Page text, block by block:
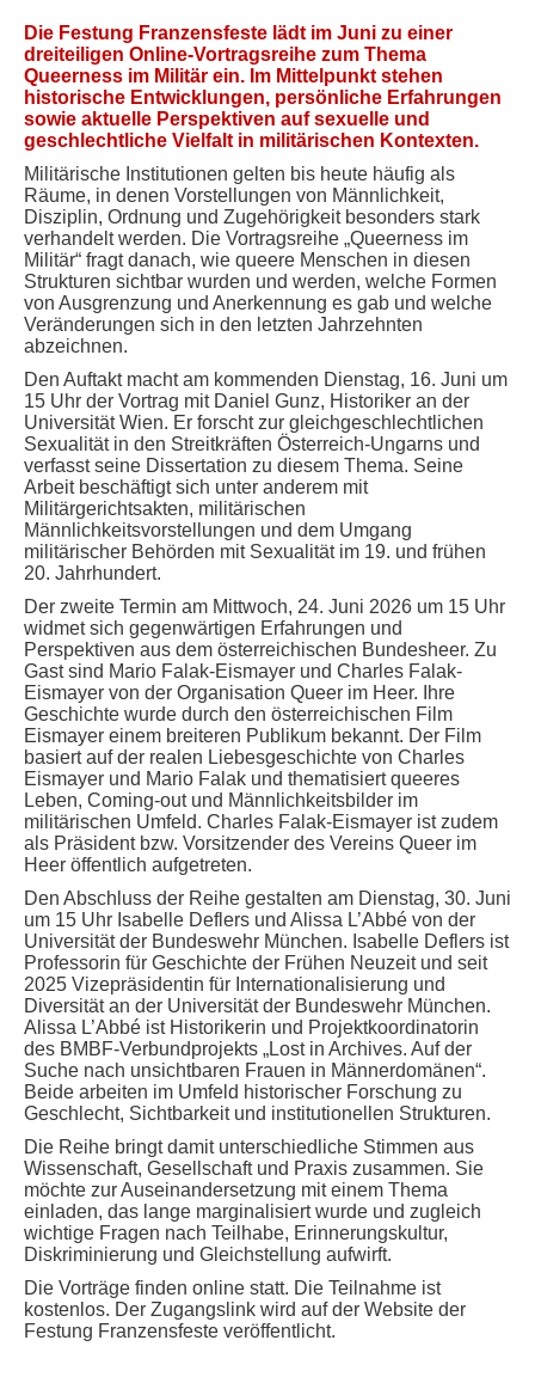
Die Festung Franzensfeste lädt im Juni zu einer
dreiteiligen Online-Vortragsreihe zum Thema
Queerness im Militär ein. Im Mittelpunkt stehen
historische Entwicklungen, persönliche Erfahrungen
sowie aktuelle Perspektiven auf sexuelle und
geschlechtliche Vielfalt in militärischen Kontexten.
Militärische Institutionen gelten bis heute häufig als
Räume, in denen Vorstellungen von Männlichkeit,
Disziplin, Ordnung und Zugehörigkeit besonders stark
verhandelt werden. Die Vortragsreihe „Queerness im
Militär“ fragt danach, wie queere Menschen in diesen
Strukturen sichtbar wurden und werden, welche Formen
von Ausgrenzung und Anerkennung es gab und welche
Veränderungen sich in den letzten Jahrzehnten
abzeichnen.
Den Auftakt macht am kommenden Dienstag, 16. Juni um
15 Uhr der Vortrag mit Daniel Gunz, Historiker an der
Universität Wien. Er forscht zur gleichgeschlechtlichen
Sexualität in den Streitkräften Österreich-Ungarns und
verfasst seine Dissertation zu diesem Thema. Seine
Arbeit beschäftigt sich unter anderem mit
Militärgerichtsakten, militärischen
Männlichkeitsvorstellungen und dem Umgang
militärischer Behörden mit Sexualität im 19. und frühen
20. Jahrhundert.
Der zweite Termin am Mittwoch, 24. Juni 2026 um 15 Uhr
widmet sich gegenwärtigen Erfahrungen und
Perspektiven aus dem österreichischen Bundesheer. Zu
Gast sind Mario Falak-Eismayer und Charles Falak-
Eismayer von der Organisation Queer im Heer. Ihre
Geschichte wurde durch den österreichischen Film
Eismayer einem breiteren Publikum bekannt. Der Film
basiert auf der realen Liebesgeschichte von Charles
Eismayer und Mario Falak und thematisiert queeres
Leben, Coming-out und Männlichkeitsbilder im
militärischen Umfeld. Charles Falak-Eismayer ist zudem
als Präsident bzw. Vorsitzender des Vereins Queer im
Heer öffentlich aufgetreten.
Den Abschluss der Reihe gestalten am Dienstag, 30. Juni
um 15 Uhr Isabelle Deflers und Alissa L’Abbé von der
Universität der Bundeswehr München. Isabelle Deflers ist
Professorin für Geschichte der Frühen Neuzeit und seit
2025 Vizepräsidentin für Internationalisierung und
Diversität an der Universität der Bundeswehr München.
Alissa L’Abbé ist Historikerin und Projektkoordinatorin
des BMBF-Verbundprojekts „Lost in Archives. Auf der
Suche nach unsichtbaren Frauen in Männerdomänen“.
Beide arbeiten im Umfeld historischer Forschung zu
Geschlecht, Sichtbarkeit und institutionellen Strukturen.
Die Reihe bringt damit unterschiedliche Stimmen aus
Wissenschaft, Gesellschaft und Praxis zusammen. Sie
möchte zur Auseinandersetzung mit einem Thema
einladen, das lange marginalisiert wurde und zugleich
wichtige Fragen nach Teilhabe, Erinnerungskultur,
Diskriminierung und Gleichstellung aufwirft.
Die Vorträge finden online statt. Die Teilnahme ist
kostenlos. Der Zugangslink wird auf der Website der
Festung Franzensfeste veröffentlicht.